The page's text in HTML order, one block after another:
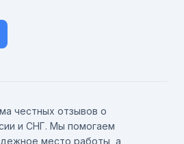
честных отзывов о
и СНГ. Мы помогаем
место работы, а